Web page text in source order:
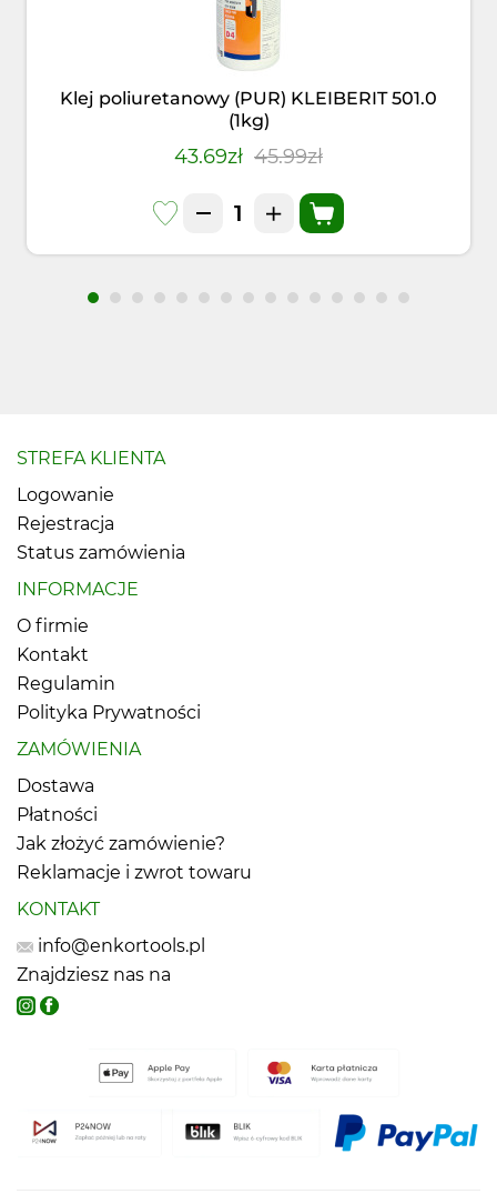
Klej poliuretanowy (PUR) KLEIBERIT 501.0
(1kg)
43.69zł 45.99zł
STREFA KLIENTA
Logowanie
Rejestracja
Status zamówienia
INFORMACJE
O firmie
Kontakt
Regulamin
Polityka Prywatności
ZAMÓWIENIA
Dostawa
Płatności
Jak złożyć zamówienie?
Reklamacje i zwrot towaru
KONTAKT
info@enkortools.pl
Znajdziesz nas na